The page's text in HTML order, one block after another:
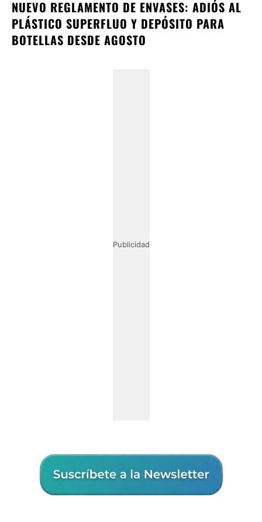
NUEVO REGLAMENTO DE ENVASES: ADIÓS AL
PLÁSTICO SUPERFLUO Y DEPÓSITO PARA
BOTELLAS DESDE AGOSTO
Publicidad